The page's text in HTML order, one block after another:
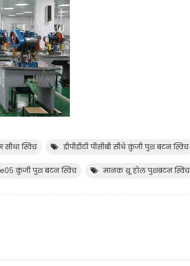
स्विच डीपीडीटी पीसीबी सीधे कुंजी पुश बटन स्विच
कुंजी पुश बटन स्विच मानक थ्रू होल पुशबटन स्विच